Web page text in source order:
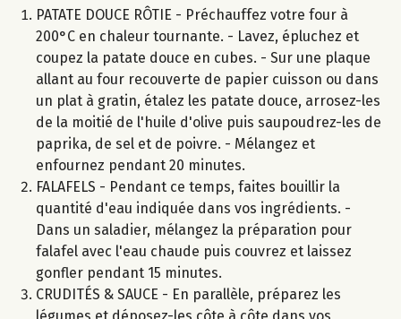
PATATE DOUCE RÔTIE - Préchauffez votre four à
200°C en chaleur tournante. - Lavez, épluchez et
coupez la patate douce en cubes. - Sur une plaque
allant au four recouverte de papier cuisson ou dans
un plat à gratin, étalez les patate douce, arrosez-les
de la moitié de l'huile d'olive puis saupoudrez-les de
paprika, de sel et de poivre. - Mélangez et
enfournez pendant 20 minutes.
FALAFELS - Pendant ce temps, faites bouillir la
quantité d'eau indiquée dans vos ingrédients. -
Dans un saladier, mélangez la préparation pour
falafel avec l'eau chaude puis couvrez et laissez
gonfler pendant 15 minutes.
CRUDITÉS & SAUCE - En parallèle, préparez les